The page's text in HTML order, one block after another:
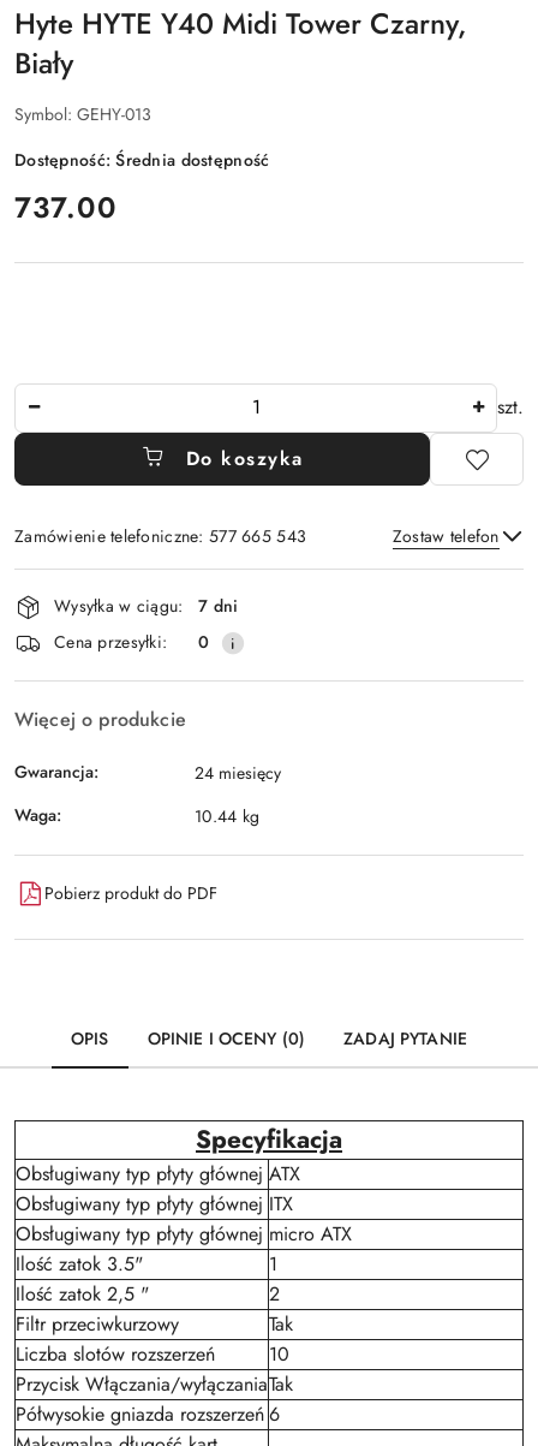
Hyte HYTE Y40 Midi Tower Czarny,
Biały
Symbol: GEHY-013
Dostępność:Średnia dostępność
cena:
737.00
szt.
Do koszyka
Zamówienie telefoniczne: 577 665 543 Zostaw telefon
Wyślij
Dostępność
i
dostawa
Wysyłka w ciągu:
7 dni
Cena przesyłki:
0
Więcej o produkcie
Gwarancja:
24 miesięcy
Waga:
10.44 kg
Pobierz produkt do PDF
OPIS OPINIE I OCENY (0) ZADAJ PYTANIE
Specyfikacja
Obsługiwany typ płyty głównej ATX
Obsługiwany typ płyty głównej ITX
Obsługiwany typ płyty głównej micro ATX
Ilość zatok 3.5"
1
Ilość zatok 2,5 "
2
Filtr przeciwkurzowy
Tak
Liczba slotów rozszerzeń
10
Przycisk Włączania/wyłączaniaTak
Półwysokie gniazda rozszerzeń6